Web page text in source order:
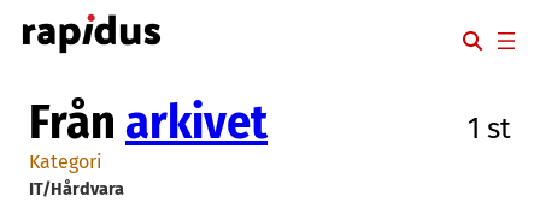
Hoppa
till
Från arkivet 1 st
Kategori
IT/Hårdvara